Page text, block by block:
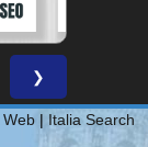
❯
Web | Italia Search